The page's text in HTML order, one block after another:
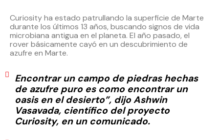
Curiosity ha estado patrullando la superficie de Marte
durante los últimos 13 años, buscando signos de vida
microbiana antigua en el planeta. El año pasado, el
rover básicamente cayó en un descubrimiento de
azufre en Marte.
Encontrar un campo de piedras hechas
de azufre puro es como encontrar un
oasis en el desierto”, dijo Ashwin
Vasavada, científico del proyecto
Curiosity, en un comunicado.